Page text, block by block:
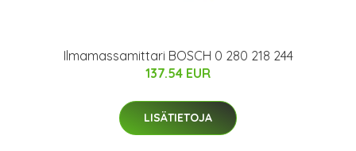
Ilmamassamittari BOSCH 0 280 218 244
137.54 EUR
LISÄTIETOJA